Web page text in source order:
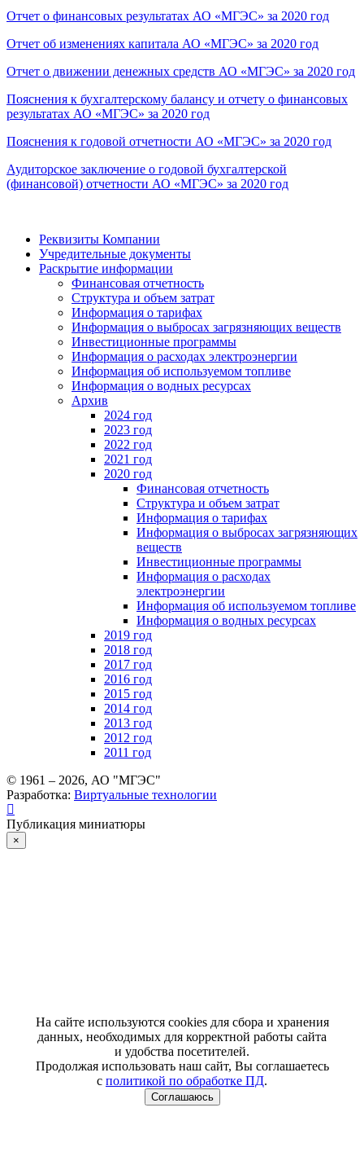
Отчет о финансовых результатах АО «МГЭС» за 2020 год
Отчет об изменениях капитала АО «МГЭС» за 2020 год
Отчет о движении денежных средств АО «МГЭС» за 2020 год
Пояснения к бухгалтерскому балансу и отчету о финансовых
результатах АО «МГЭС» за 2020 год
Пояснения к годовой отчетности АО «МГЭС» за 2020 год
Аудиторское заключение о годовой бухгалтерской
(финансовой) отчетности АО «МГЭС» за 2020 год
Реквизиты Компании
Учредительные документы
Раскрытие информации
Финансовая отчетность
Структура и объем затрат
Информация о тарифах
Информация о выбросах загрязняющих веществ
Инвестиционные программы
Информация о расходах электроэнергии
Информация об используемом топливе
Информация о водных ресурсах
Архив
2024 год
2023 год
2022 год
2021 год
2020 год
Финансовая отчетность
Структура и объем затрат
Информация о тарифах
Информация о выбросах загрязняющих
веществ
Инвестиционные программы
Информация о расходах
электроэнергии
Информация об используемом топливе
Информация о водных ресурсах
2019 год
2018 год
2017 год
2016 год
2015 год
2014 год
2013 год
2012 год
2011 год
© 1961 – 2026, АО "МГЭС"
Разработка: Виртуальные технологии
Публикация миниатюры
×
На сайте используются cookies для сбора и хранения
данных, необходимых для корректной работы сайта
и удобства посетителей.
Продолжая использовать наш сайт, Вы соглашаетесь
с политикой по обработке ПД.
Соглашаюсь